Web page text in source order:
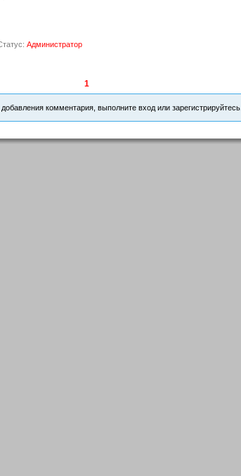
Администратор
1
комментария, выполните вход или зарегистрируйтесь.